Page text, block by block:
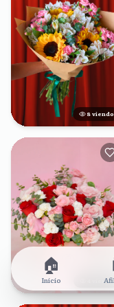
8 viendo
viendo
🏠
Inicio